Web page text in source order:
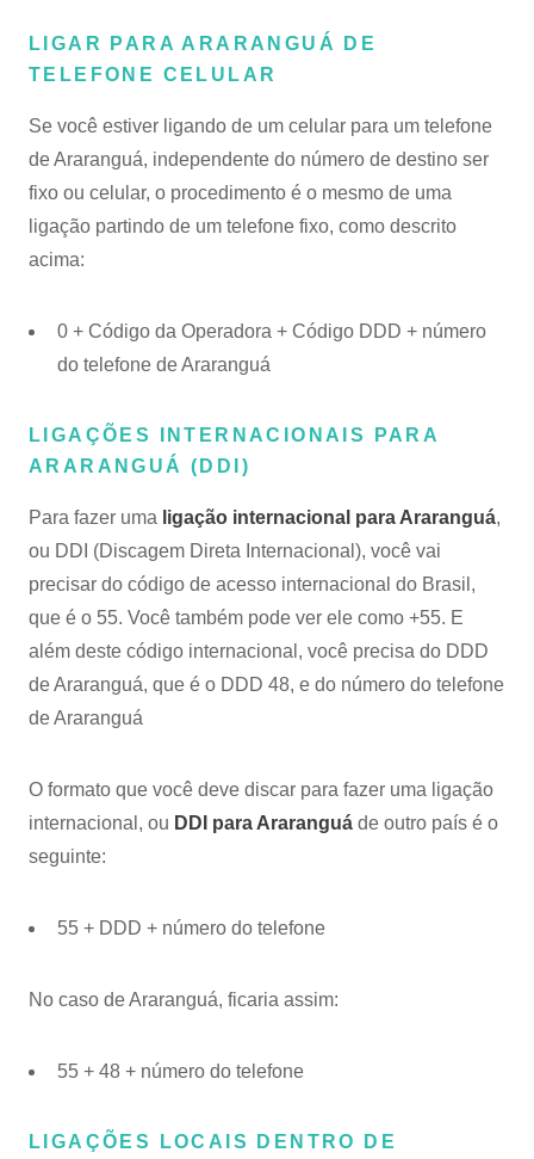
LIGAR PARA ARARANGUÁ DE
TELEFONE CELULAR
Se você estiver ligando de um celular para um telefone
de Araranguá, independente do número de destino ser
fixo ou celular, o procedimento é o mesmo de uma
ligação partindo de um telefone fixo, como descrito
acima:
0 + Código da Operadora + Código DDD + número
do telefone de Araranguá
LIGAÇÕES INTERNACIONAIS PARA
ARARANGUÁ (DDI)
Para fazer uma ligação internacional para Araranguá,
ou DDI (Discagem Direta Internacional), você vai
precisar do código de acesso internacional do Brasil,
que é o 55. Você também pode ver ele como +55. E
além deste código internacional, você precisa do DDD
de Araranguá, que é o DDD 48, e do número do telefone
de Araranguá
O formato que você deve discar para fazer uma ligação
internacional, ou DDI para Araranguá de outro país é o
seguinte:
55 + DDD + número do telefone
No caso de Araranguá, ficaria assim:
55 + 48 + número do telefone
LIGAÇÕES LOCAIS DENTRO DE